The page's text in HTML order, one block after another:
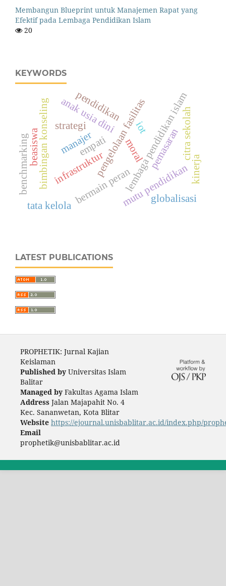
Membangun Blueprint untuk Manajemen Rapat yang
Efektif pada Lembaga Pendidikan Islam
20
KEYWORDS
iot
pengelolaan fasilitas
infrastruktur lembaga pendidikan islam
manajer
mutu pendidikan
anak usia dini
bimbingan konseling moral
bermain peran
pemasaran
pendidikan
strategi citra sekolah
beasiswa
benchmarking kinerja
globalisasi
empati
tata kelola
LATEST PUBLICATIONS
PROPHETIK: Jurnal Kajian
Keislaman
Published byUniversitas Islam
Balitar
Managed byFakultas Agama Islam
AddressJalan Majapahit No. 4
Kec. Sananwetan, Kota Blitar
Website https://ejournal.unisbablitar.ac.id/index.php/
Email
prophetik@unisbablitar.ac.id